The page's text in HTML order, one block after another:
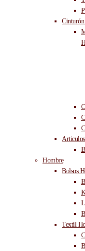
Hombre
Bolsos
Textil